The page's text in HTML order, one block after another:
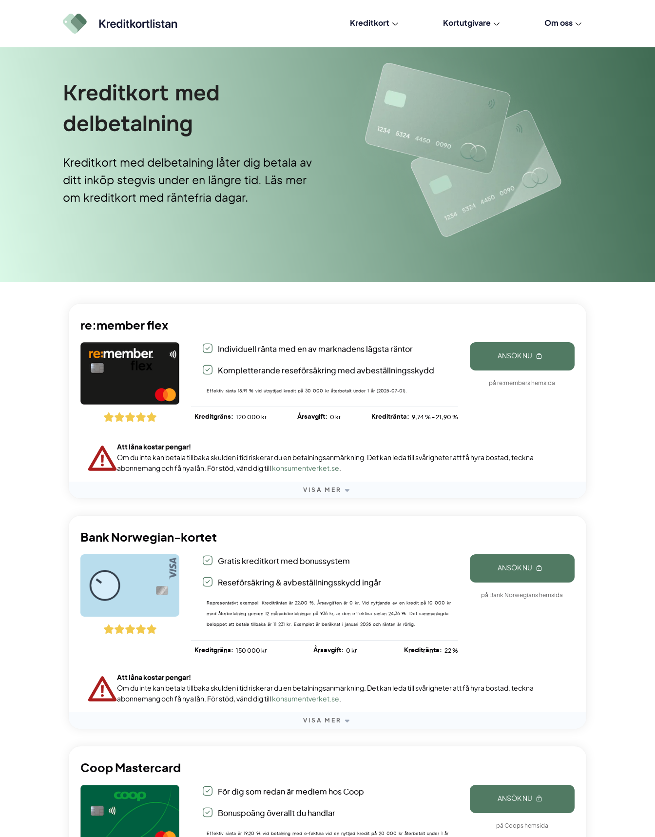
Kreditkort Kortutgivare Om oss
Kreditkort med
delbetalning
Kreditkort med delbetalning låter dig betala av
ditt inköp stegvis under en längre tid. Läs mer
om kreditkort med räntefria dagar.
re:member flex
Individuell ränta med en av marknadens lägsta räntor
Kompletterande reseförsäkring med avbeställningsskydd
Effektiv ränta 18,91 % vid utnyttjad kredit på 30 000 kr återbetalt under 1 år (2025-07-01).
Kreditgräns: 120 000 kr Årsavgift: 0 kr Kreditränta: 9,74 % - 21,90 %
ANSÖK NU
på re:members hemsida
Att låna kostar pengar!
Om du inte kan betala tillbaka skulden i tid riskerar du en betalningsanmärkning. Det kan leda till svårigheter att få hyra bostad, teckna
abonnemang och få nya lån. För stöd, vänd dig till
konsumentverket.se.
VISA MER
Bank Norwegian-kortet
Gratis kreditkort med bonussystem
Reseförsäkring & avbeställningsskydd ingår
Representativt exempel: Krediträntan är 22,00 %. Årsavgiften är 0 kr. Vid nyttjande av en kredit på 10 000 kr
med återbetalning genom 12 månadsbetalningar på 936 kr, är den effektiva räntan 24,36 %. Det sammanlagda
beloppet att betala tillbaka är 11 231 kr. Exemplet är beräknat i januari 2026 och räntan är rörlig.
Kreditgräns: 150 000 kr Årsavgift: 0 kr Kreditränta: 22 %
ANSÖK NU
på Bank Norwegians hemsida
Att låna kostar pengar!
Om du inte kan betala tillbaka skulden i tid riskerar du en betalningsanmärkning. Det kan leda till svårigheter att få hyra bostad, teckna
abonnemang och få nya lån. För stöd, vänd dig till
konsumentverket.se.
VISA MER
Coop Mastercard
För dig som redan är medlem hos Coop
Bonuspoäng överallt du handlar
Effektiv ränta är 19,20 % vid betalning med e-faktura vid en nyttjad kredit på 20 000 kr återbetalt under 1 år
ANSÖK NU
på Coops hemsida